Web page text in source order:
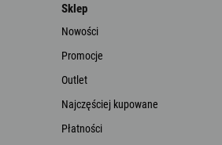
Sklep
Nowości
Promocje
Outlet
Najczęściej kupowane
Płatności